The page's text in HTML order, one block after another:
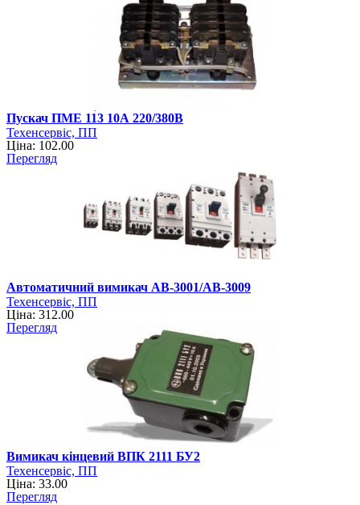
Пускач ПМЕ 113 10А 220/380В
Техенсервіс, ПП
Ціна: 102.00
Перегляд
Автоматичний вимикач АВ-3001/АВ-3009
Техенсервіс, ПП
Ціна: 312.00
Перегляд
Вимикач кінцевий ВПК 2111 БУ2
Техенсервіс, ПП
Ціна: 33.00
Перегляд